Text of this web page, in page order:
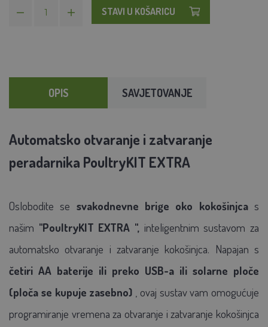
STAVI U KOŠARICU
OPIS SAVJETOVANJE
Automatsko otvaranje i zatvaranje
peradarnika PoultryKIT EXTRA
Oslobodite se svakodnevne brige oko kokošinjca s
našim "PoultryKIT EXTRA ", inteligentnim sustavom za
automatsko otvaranje i zatvaranje kokošinjca. Napajan s
četiri AA baterije ili preko USB-a ili solarne ploče
(ploča se kupuje zasebno)
, ovaj sustav vam omogućuje
programiranje vremena za otvaranje i zatvaranje kokošinjca